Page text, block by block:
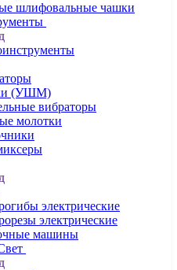
шлифовальные чашки
(УШМ)
вибраторы
молотки
электрические
электрические
машины